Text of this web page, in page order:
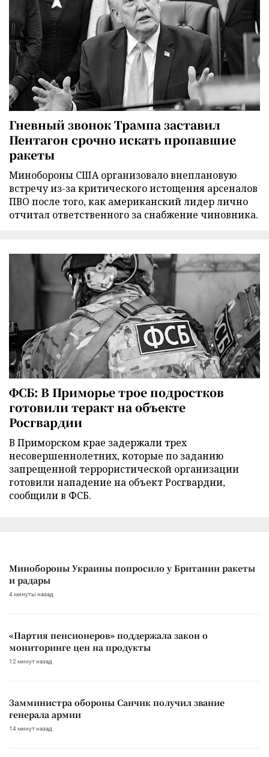
Гневный звонок Трампа заставил
Пентагон срочно искать пропавшие
ракеты
Минобороны США организовало внеплановую
встречу из-за критического истощения арсеналов
ПВО после того, как американский лидер лично
отчитал ответственного за снабжение чиновника.
ФСБ: В Приморье трое подростков
готовили теракт на объекте
Росгвардии
В Приморском крае задержали трех
несовершеннолетних, которые по заданию
запрещенной террористической организации
готовили нападение на объект Росгвардии,
сообщили в ФСБ.
Минобороны Украины попросило у Британии ракеты
и радары
4 минуты назад
«Партия пенсионеров» поддержала закон о
мониторинге цен на продукты
12 минут назад
Замминистра обороны Санчик получил звание
генерала армии
14 минут назад